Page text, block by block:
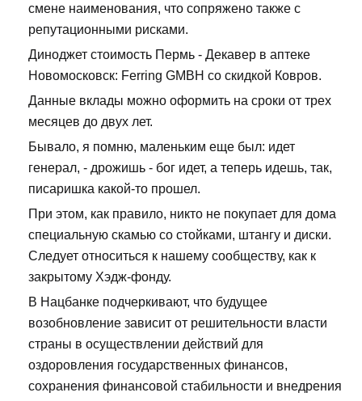
смене наименования, что сопряжено также с
репутационными рисками.
Диноджет стоимость Пермь - Декавер в аптеке
Новомосковск: Ferring GMBH со скидкой Ковров.
Данные вклады можно оформить на сроки от трех
месяцев до двух лет.
Бывало, я помню, маленьким еще был: идет
генерал, - дрожишь - бог идет, а теперь идешь, так,
писаришка какой-то прошел.
При этом, как правило, никто не покупает для дома
специальную скамью со стойками, штангу и диски.
Следует относиться к нашему сообществу, как к
закрытому Хэдж-фонду.
В Нацбанке подчеркивают, что будущее
возобновление зависит от решительности власти
страны в осуществлении действий для
оздоровления государственных финансов,
сохранения финансовой стабильности и внедрения